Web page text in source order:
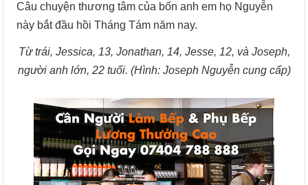
Câu chuyện thương tâm của bốn anh em họ Nguyễn
này bắt đầu hồi Tháng Tám năm nay.
Từ trái, Jessica, 13, Jonathan, 14, Jesse, 12, và Joseph,
người anh lớn, 22 tuổi. (Hình: Joseph Nguyễn cung cấp)